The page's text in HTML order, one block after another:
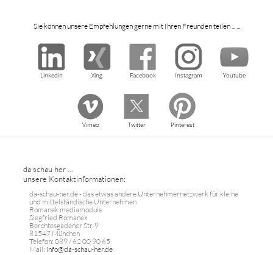
Sie können unsere Empfehlungen gerne mit Ihren Freunden teilen ... ...
Linkedin Xing Facebook Instagram Youtube
Vimeo Twitter Pinterest
da schau her ...
unsere Kontaktinformationen:
da-schau-her.de - das etwas andere Unternehmernetzwerk für kleine
und mittelständische Unternehmen
Romanek mediamodule
Siegfried Romanek
Berchtesgadener Str. 9
81547 München
Telefon: 089 / 62 00 90 65
Mail: info@da-schau-her.de